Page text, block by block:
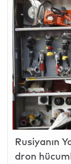
Rusiyanın
dron